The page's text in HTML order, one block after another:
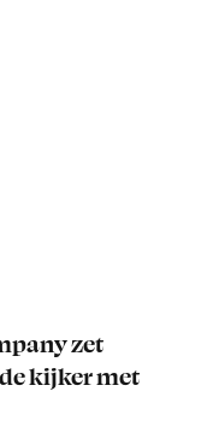
zet
kijker met